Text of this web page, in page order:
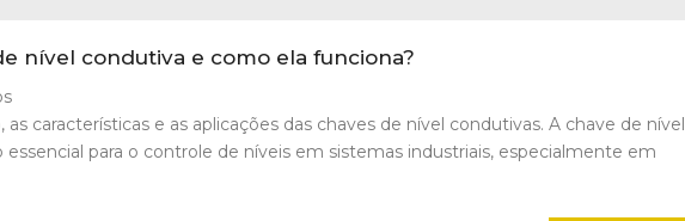
nível condutiva e como ela funciona?
características e as aplicações das chaves de nível condutivas. A chave de nível
para o controle de níveis em sistemas industriais, especialmente em